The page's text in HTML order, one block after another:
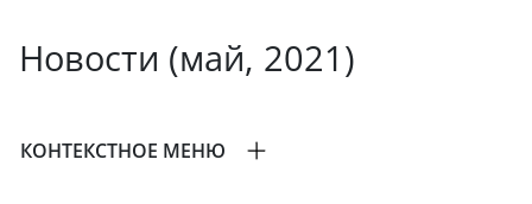
Новости (май, 2021)
КОНТЕКСТНОЕ МЕНЮ